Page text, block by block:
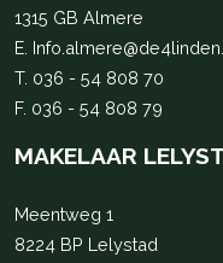
1315 GB Almere
E.
T. 036 - 54 808 70
F. 036 - 54 808 79
MAKELAAR
Meentweg 1
8224 BP Lelystad